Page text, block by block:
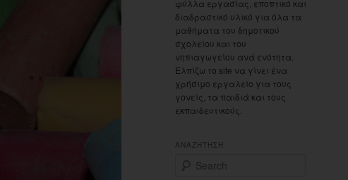
φύλλα εργασίας, εποπτικό και
διαδραστικό υλικό για όλα τα
μαθήματα του δημοτικού
σχολείου και του
νηπιαγωγείου ανά ενότητα.
Ελπίζω το site να γίνει ένα
χρήσιμο εργαλείο για τους
γονείς, τα παιδιά και τους
εκπαιδευτικούς.
ΑΝΑΖΗΤΗΣΗ